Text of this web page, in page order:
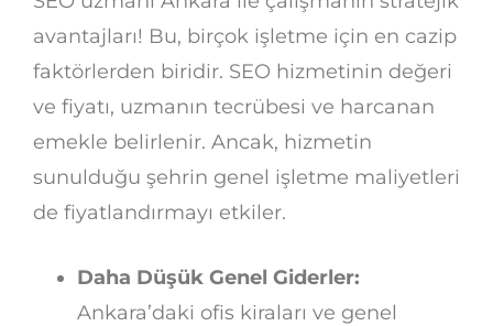
avantajları! Bu, birçok işletme için en cazip
faktörlerden biridir. SEO hizmetinin değeri
ve fiyatı, uzmanın tecrübesi ve harcanan
emekle belirlenir. Ancak, hizmetin
sunulduğu şehrin genel işletme maliyetleri
de fiyatlandırmayı etkiler.
Daha Düşük Genel Giderler:
Ankara’daki ofis kiraları ve genel